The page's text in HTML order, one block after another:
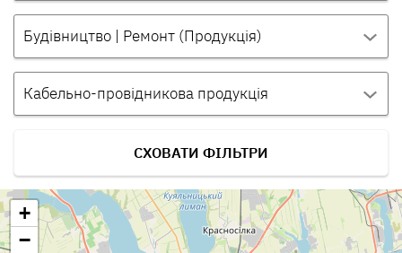
Будівництво | Ремонт (Продукція)
Кабельно-провідникова продукція
СХОВАТИ ФІЛЬТРИ
+
−